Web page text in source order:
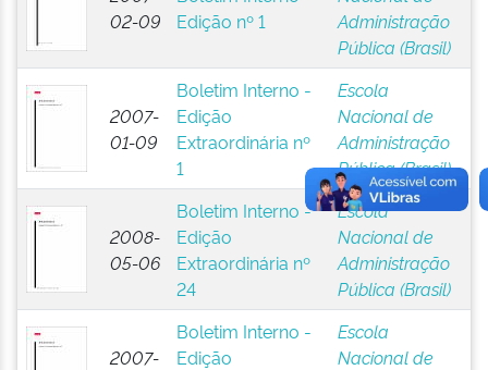
02-09
Edição nº 1
Administração
Pública (Brasil)
2007-
01-09
Boletim Interno -
Edição
Extraordinária nº
1
Escola
Nacional de
Administração
Pública (Brasil)
2008-
05-06
Boletim Interno -
Edição
Extraordinária nº
24
Escola
Nacional de
Administração
Pública (Brasil)
2007-
Boletim Interno -
Edição
Escola
Nacional de